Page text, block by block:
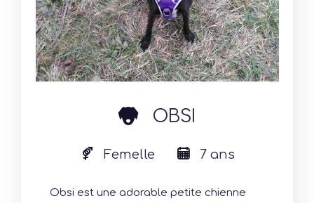
dog OBSI
Femelle 7 ans
Obsi est une adorable petite chienne